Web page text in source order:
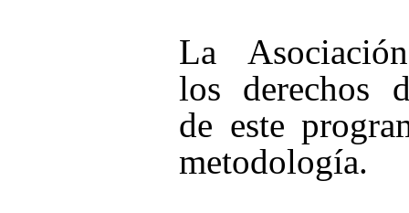
La
los derechos
de este
metodología.